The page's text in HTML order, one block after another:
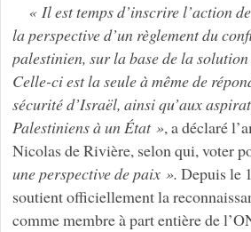
« Il est temps d’inscrire l’action
la perspective d’un règlement du
palestinien, sur la base de la solution
Celle-ci est la seule à même de
sécurité d’Israël, ainsi qu’aux
Palestiniens à un État », a déclaré
Nicolas de Rivière, selon qui, voter
une perspective de paix ». Depuis le
soutient officiellement la
comme membre à part entière de